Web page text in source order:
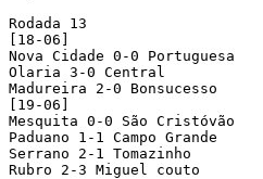
Rodada 13
[18-06]
Nova Cidade 0-0 Portuguesa
Olaria 3-0 Central
Madureira 2-0 Bonsucesso
[19-06]
Mesquita 0-0 São Cristóvão
Paduano 1-1 Campo Grande
Serrano 2-1 Tomazinho
Rubro 2-3 Miguel couto